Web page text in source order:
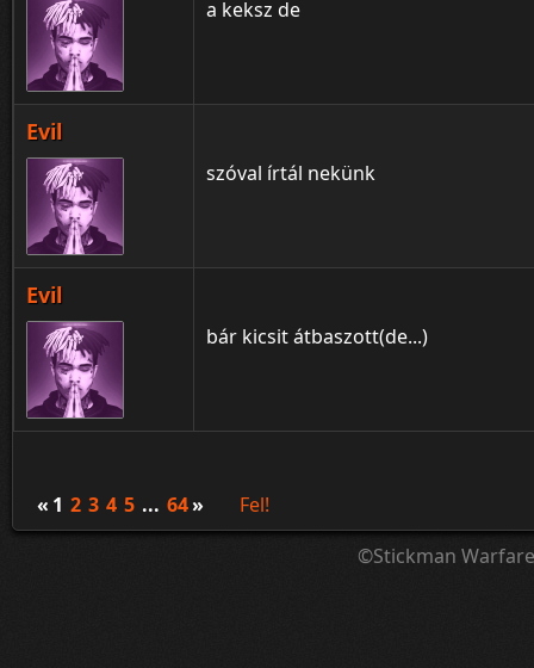
a keksz de
Evil
szóval írtál nekünk
Evil
bár kicsit átbaszott(de...)
« 1 2 3 4 5 ... 64»
Fel!
©Stickman Warfare